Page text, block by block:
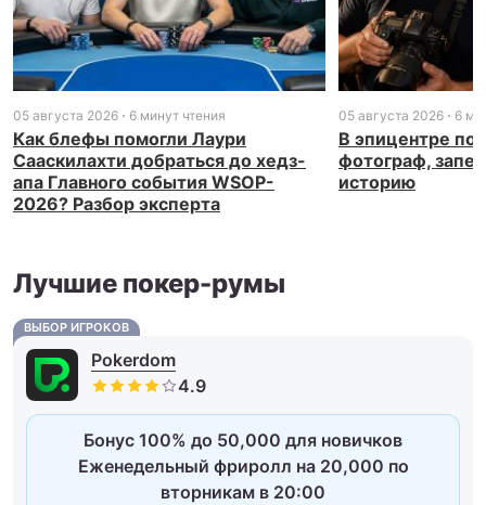
05 августа 2026 6 минут чтения
Как блефы помогли Лаури
Сааскилахти добраться до хедз-
апа Главного события WSOP-
2026? Разбор эксперта
05 августа 2026 6
В эпицентре
фотограф,
историю
Лучшие покер-румы
ВЫБОР ИГРОКОВ
Pokerdom
Бонус 100% до 50,000 для новичков
Еженедельный фриролл на 20,000 по
вторникам в 20:00